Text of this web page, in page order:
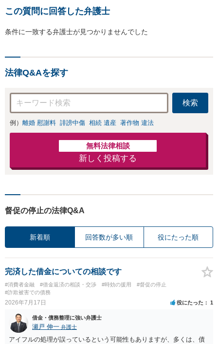
この質問に回答した弁護士
条件に一致する弁護士が見つかりませんでした
法律Q&Aを探す
検索
例） 離婚 慰謝料 誹謗中傷 相続 遺産 著作物 違法
無料法律相談
新しく投稿する
督促の停止の法律Q&A
新着順 回答数が多い順 役にたった順
完済した借金についての相談です
#消費者金融 #借金返済の相談・交渉 #時効の援用
#督促の停止
#詐欺被害での債務
2026年7月17日 役にたった 1
借金・債務整理に強い弁護士
瀬戸 伸一 弁護士
アイフルの処理が誤っているという可能性もありますが、多くは、債